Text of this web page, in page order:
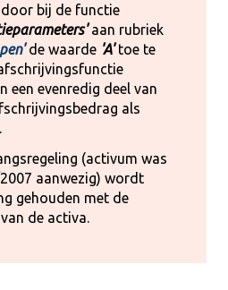
bij de functie
aan rubriek
de waarde 'A'toe te
een evenredig deel van
als
(activum was
aanwezig) wordt
gehouden met de
de activa.